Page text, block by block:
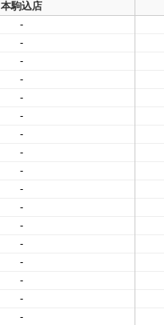
本駒込店
-
-
-
-
-
-
-
-
-
-
-
-
-
-
-
-
-